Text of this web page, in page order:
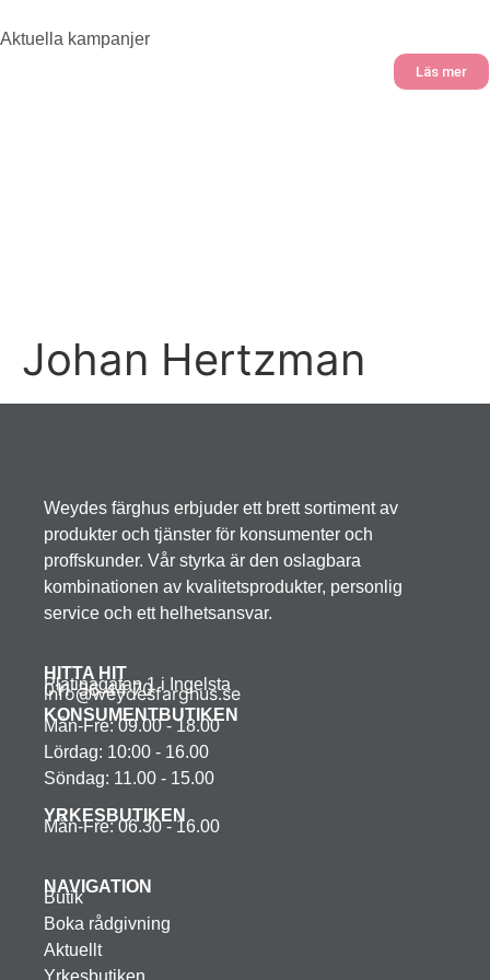
Aktuella kampanjer
Läs mer
Johan Hertzman
Weydes färghus erbjuder ett brett sortiment av
produkter och tjänster för konsumenter och
proffskunder. Vår styrka är den oslagbara
kombinationen av kvalitetsprodukter, personlig
service och ett helhetsansvar.
HITTA HIT
Platinagatan 1 i Ingelsta
011-36 44 70
info@weydesfarghus.se
KONSUMENTBUTIKEN
Mån-Fre: 09.00 - 18.00
Lördag: 10:00 - 16.00
Söndag: 11.00 - 15.00
YRKESBUTIKEN
Mån-Fre: 06.30 - 16.00
NAVIGATION
Butik
Boka rådgivning
Aktuellt
Yrkesbutiken